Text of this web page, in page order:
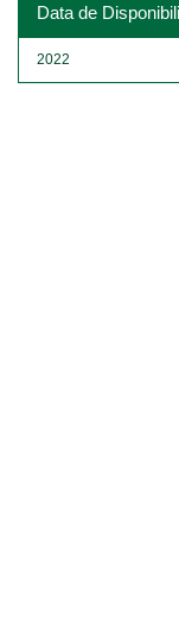
Data de
2022